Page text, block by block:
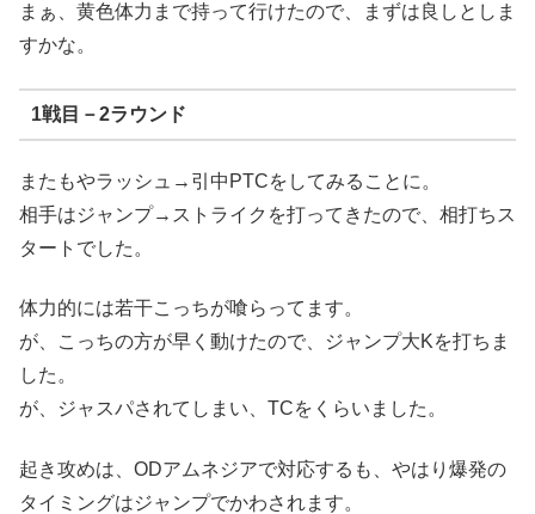
まぁ、黄色体力まで持って行けたので、まずは良しとしま
すかな。
1戦目－2ラウンド
またもやラッシュ→引中PTCをしてみることに。
相手はジャンプ→ストライクを打ってきたので、相打ちス
タートでした。
体力的には若干こっちが喰らってます。
が、こっちの方が早く動けたので、ジャンプ大Kを打ちま
した。
が、ジャスパされてしまい、TCをくらいました。
起き攻めは、ODアムネジアで対応するも、やはり爆発の
タイミングはジャンプでかわされます。